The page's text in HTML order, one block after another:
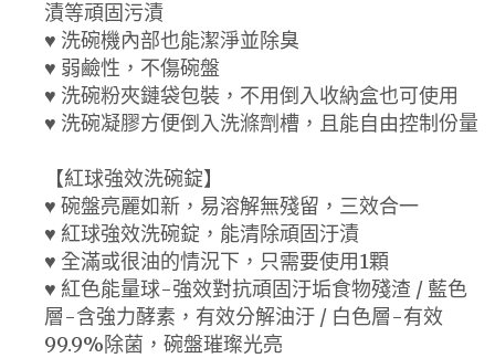
漬等頑固污漬
♥ 洗碗機內部也能潔淨並除臭
♥ 弱鹼性，不傷碗盤
♥ 洗碗粉夾鏈袋包裝，不用倒入收納盒也可使用
♥ 洗碗凝膠方便倒入洗滌劑槽，且能自由控制份量
【紅球強效洗碗錠】
♥ 碗盤亮麗如新，易溶解無殘留，三效合一
♥ 紅球強效洗碗錠，能清除頑固汙漬
♥ 全滿或很油的情況下，只需要使用1顆
♥ 紅色能量球-強效對抗頑固汙垢食物殘渣 / 藍色
層-含強力酵素，有效分解油汙 / 白色層-有效
99.9%除菌，碗盤璀璨光亮